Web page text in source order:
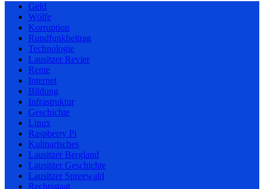
Geld
Wölfe
Korruption
Rundfunkbeitrag
Technologie
Lausitzer Revier
Rente
Internet
Bildung
Infrastruktur
Geschichte
Linux
Raspberry Pi
Kulinarisches
Lausitzer Bergland
Lausitzer Geschichte
Lausitzer Spreewald
Rechtsstaat